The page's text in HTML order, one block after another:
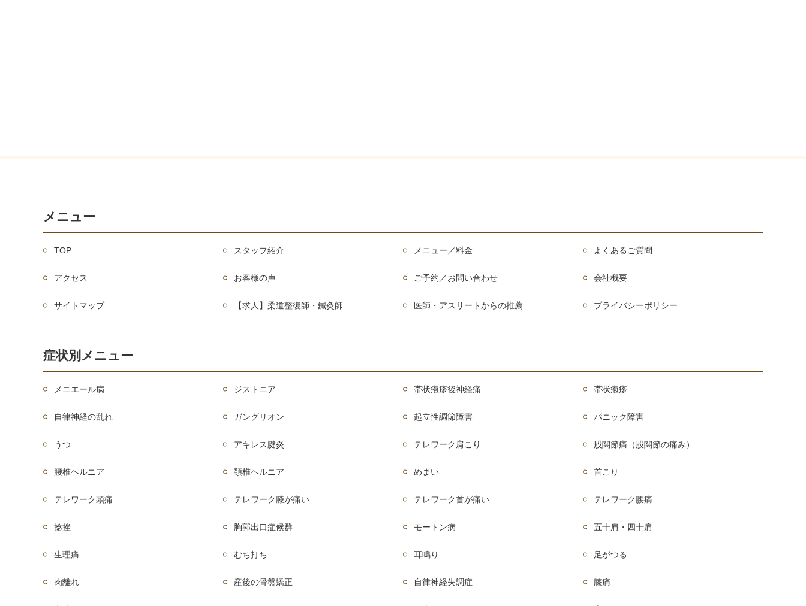
メニュー
TOP スタッフ紹介 メニュー／料金 よくあるご質問
アクセス お客様の声 ご予約／お問い合わせ 会社概要
サイトマップ 【求人】柔道整復師・鍼灸師 医師・アスリートからの推薦 プライバシーポリシー
症状別メニュー
メニエール病 ジストニア 帯状疱疹後神経痛 帯状疱疹
自律神経の乱れ ガングリオン 起立性調節障害 パニック障害
うつ アキレス腱炎 テレワーク肩こり 股関節痛（股関節の痛み）
腰椎ヘルニア 頚椎ヘルニア めまい 首こり
テレワーク頭痛 テレワーク膝が痛い テレワーク首が痛い テレワーク腰痛
捻挫 胸郭出口症候群 モートン病 五十肩・四十肩
生理痛 むち打ち 耳鳴り 足がつる
肉離れ 産後の骨盤矯正 自律神経失調症 膝痛